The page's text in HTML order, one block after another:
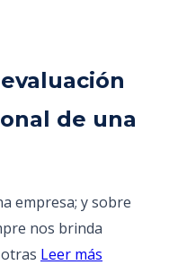
de una
empresa; y sobre
nos brinda
Leer más